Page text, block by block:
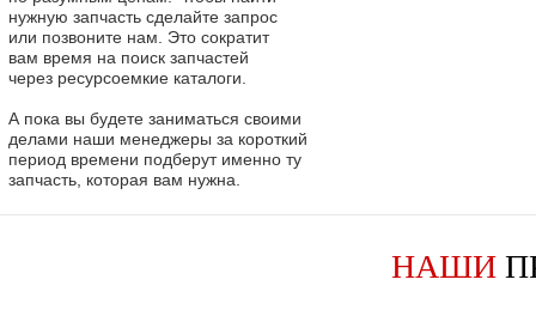
нужную запчасть сделайте запрос
или позвоните нам. Это сократит
вам время на поиск запчастей
через ресурсоемкие каталоги.
А пока вы будете заниматься своими
делами наши менеджеры за короткий
период времени подберут именно ту
запчасть, которая вам нужна.
НАШИ